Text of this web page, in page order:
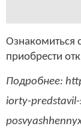
Ознакомиться
приобрести
Подробнее:
iorty-